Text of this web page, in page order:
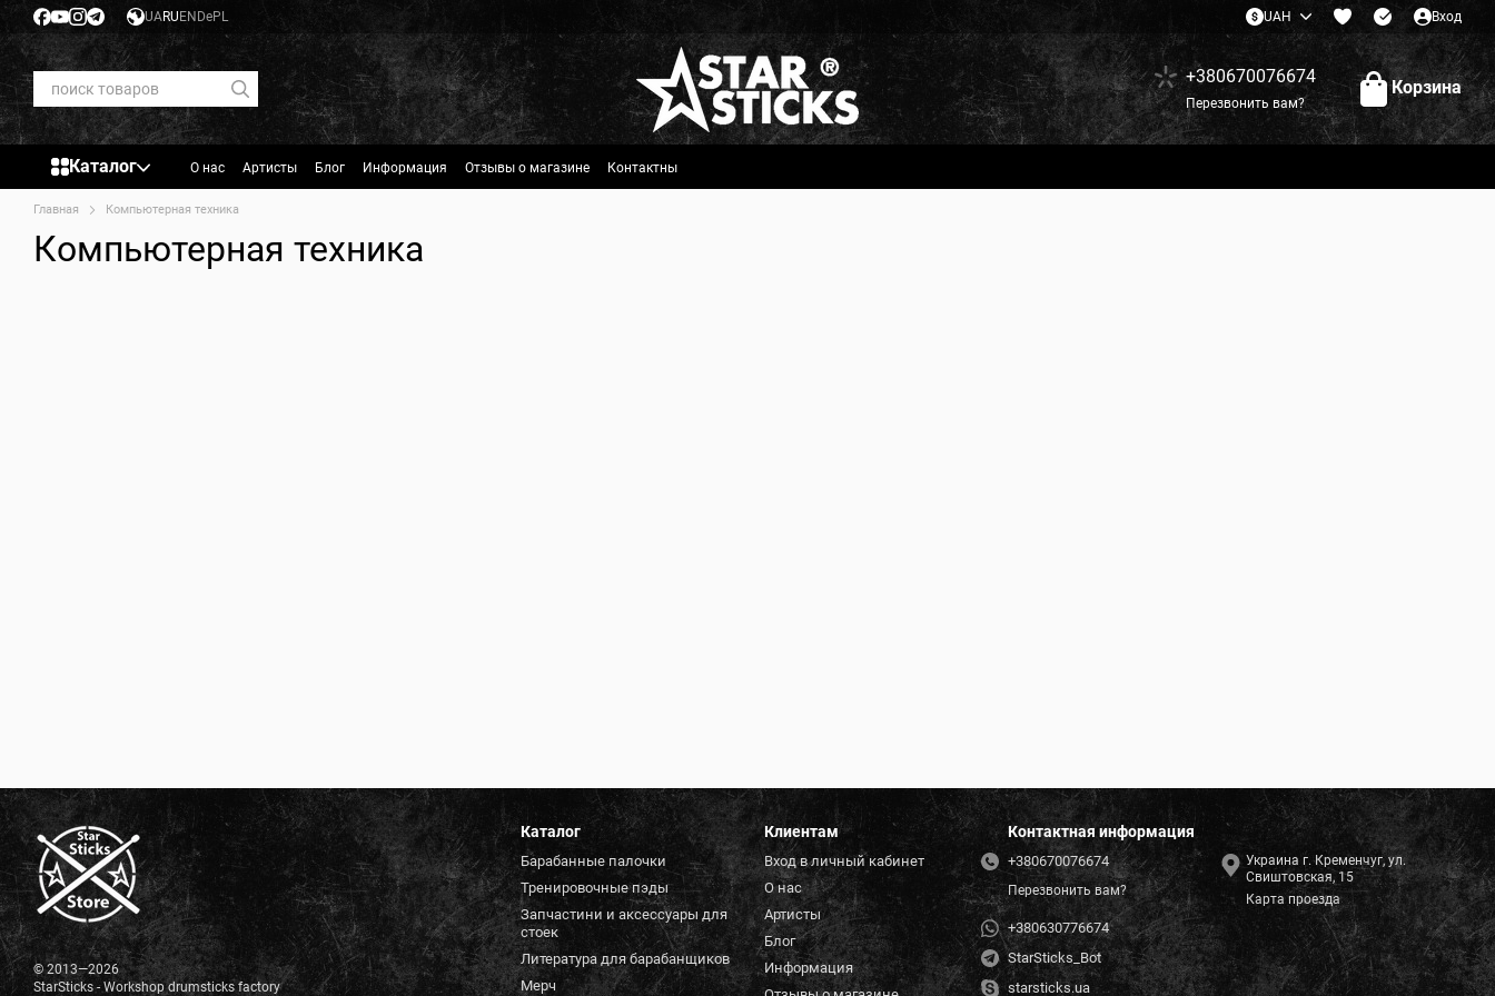
Перейти к основному контенту
UARU EN DePL UAH Вход
+380670076674
Перезвонить вам?
Корзина
Каталог О нас Артисты Блог Информация Отзывы о магазине Контактны
Главная Компьютерная техника
Компьютерная техника
© 2013—2026
StarSticks - Workshop drumsticks factory
Каталог
Барабанные палочки
Тренировочные пэды
Запчастини и аксессуары для
стоек
Литература для барабанщиков
Мерч
Клиентам
Вход в личный кабинет
О нас
Артисты
Блог
Информация
Контактная информация
+380670076674
Перезвонить вам?
+380630776674
StarSticks_Bot
starsticks.ua
Украина г. Кременчуг, ул.
Свиштовская, 15
Карта проезда